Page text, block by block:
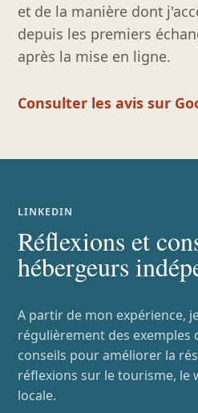
et de la manière dont
depuis les premiers
après la mise en ligne.
Consulter les avis sur
LINKEDIN
Réflexions et
hébergeurs
A partir de mon expérience,
régulièrement des exemples
conseils pour améliorer la
réflexions sur le tourisme, le
locale.